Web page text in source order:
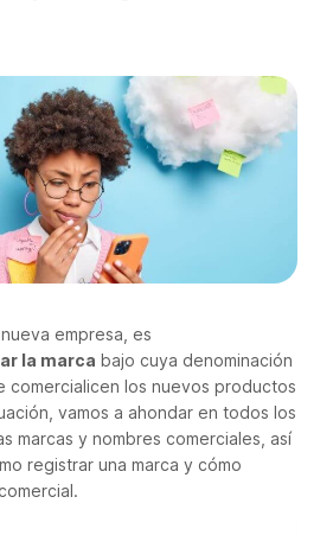
empresa, es
la marca bajo cuya denominación
comercialicen los nuevos productos
vamos a ahondar en todos los
marcas y nombres comerciales, así
registrar una marca y cómo